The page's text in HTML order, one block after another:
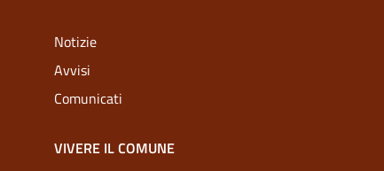
Notizie
Avvisi
Comunicati
VIVERE IL COMUNE